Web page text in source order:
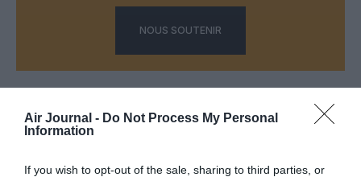
Air Journal - Do Not Process My Personal
Information
If you wish to opt-out of the sale, sharing to third parties, or
NOUS SOUTENIR
PARTAGER L'ARTICLE